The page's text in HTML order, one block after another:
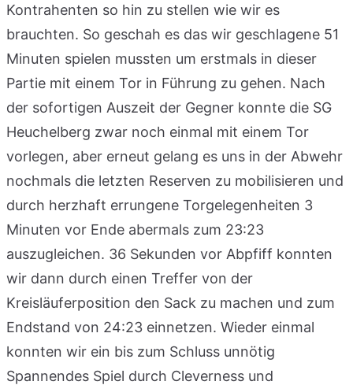
Kontrahenten so hin zu stellen wie wir es
brauchten. So geschah es das wir geschlagene 51
Minuten spielen mussten um erstmals in dieser
Partie mit einem Tor in Führung zu gehen. Nach
der sofortigen Auszeit der Gegner konnte die SG
Heuchelberg zwar noch einmal mit einem Tor
vorlegen, aber erneut gelang es uns in der Abwehr
nochmals die letzten Reserven zu mobilisieren und
durch herzhaft errungene Torgelegenheiten 3
Minuten vor Ende abermals zum 23:23
auszugleichen. 36 Sekunden vor Abpfiff konnten
wir dann durch einen Treffer von der
Kreisläuferposition den Sack zu machen und zum
Endstand von 24:23 einnetzen. Wieder einmal
konnten wir ein bis zum Schluss unnötig
Spannendes Spiel durch Cleverness und